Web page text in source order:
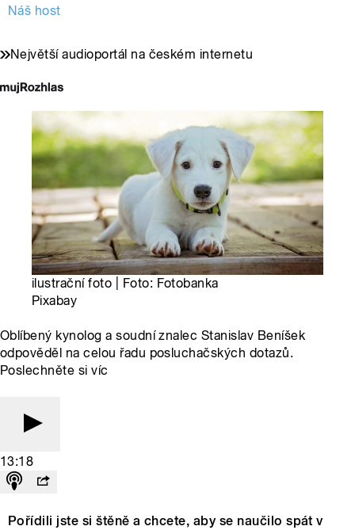
Náš host
Největší audioportál na českém internetu
ilustrační foto | Foto: Fotobanka
Pixabay
Oblíbený kynolog a soudní znalec Stanislav Beníšek
odpověděl na celou řadu posluchačských dotazů.
Poslechněte si víc
13:18
Pořídili jste si štěně a chcete, aby se naučilo spát v